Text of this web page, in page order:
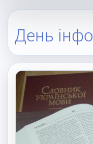
День